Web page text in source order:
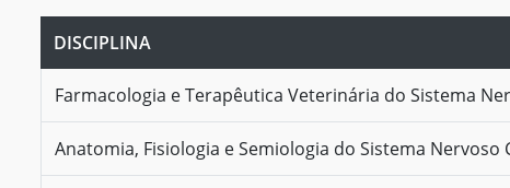
DISCIPLINA
Farmacologia e Terapêutica Veterinária do Sistema
Anatomia, Fisiologia e Semiologia do Sistema Nervoso